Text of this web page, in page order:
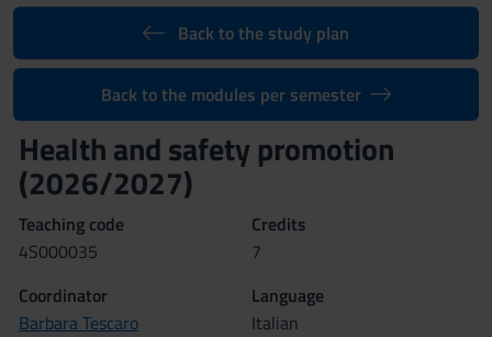
Back to the study plan
Back to the modules per semester
Health and safety promotion
(2026/2027)
Teaching code
4S000035
Credits
7
Coordinator
Barbara Tescaro
Language
Italian